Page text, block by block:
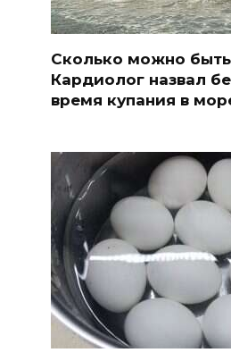
Сколько можно быть
Кардиолог назвал
время купания в